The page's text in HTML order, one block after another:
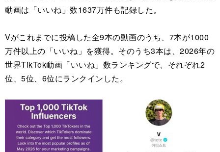
動画は「いいね」数1637万件も記録した。
Vがこれまでに投稿した全9本の動画のうち、7本が1000
万件以上の「いいね」を獲得。そのうち3本は、2026年の
世界TikTok動画「いいね」数ランキングで、それぞれ2
位、5位、6位にランクインした。